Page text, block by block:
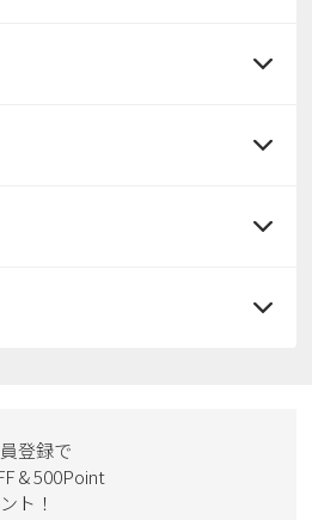
登録で
& 500Point
ト！